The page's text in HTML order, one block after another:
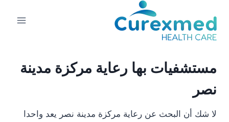
المحتوى
مستشفيات بها رعاية مركزة مدينة
نصر
لا شك أن البحث عن رعاية مركزة مدينة نصر يعد واحدا